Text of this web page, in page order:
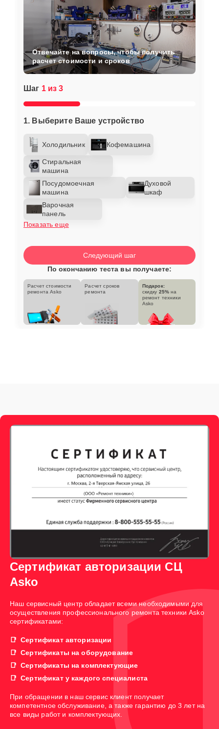
Шаг 1 из 3
1. Выберите Ваше устройство
Холодильник Кофемашина
Стиральная
машина
Посудомоечная
машина
Духовой
шкаф
Варочная
панель
Показать еще
Отвечайте на вопросы, чтобы получить
расчет стоимости и сроков
Следующий шаг
По окончанию теста вы получаете:
Расчет стоимости
ремонта Asko
Расчет сроков
ремонта
Подарок:
скидку 25% на
ремонт техники
Asko
Сертификат авторизации СЦ
Asko
Наш сервисный центр обладает всеми необходимыми для
осуществления профессионального ремонта техники Asko
сертификатами:
Сертификат авторизации
Сертификаты на оборудование
Сертификаты на комплектующие
Сертификат у каждого специалиста
При обращении в наш сервис клиент получает
компетентное обслуживание, а также гарантию до 3 лет на
все виды работ и комплектующих.